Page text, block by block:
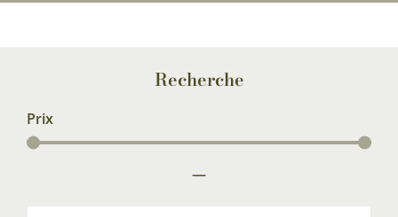
Recherche
Prix
—